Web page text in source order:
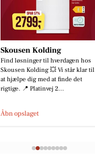
Skousen Kolding
Find løsninger til hverdagen hos
Skousen Kolding 💥 Vi står klar til
at hjælpe dig med at finde det
rigtige. 📍 Platinvej 2...
Åbn opslaget